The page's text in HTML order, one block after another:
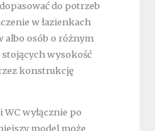
do potrzeb
w łazienkach
albo osób o różnym
wysokość
konstrukcję
wyłącznie po
model może